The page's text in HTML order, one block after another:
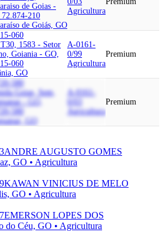
de Goias -
210
de Goiás, GO
Agricultura
060
1583 - Setor
Goiania - GO,
060
GO
A-0161-
0/99
Agricultura
Premium
580
Goias, Sem,
- GO,
580
GO
A-0161-
Agricultura
Premium
ANDRE AUGUSTO GOMES
GO • Agricultura
KAWAN VINICIUS DE MELO
GO • Agricultura
EMERSON LOPES DOS
do Céu, GO • Agricultura